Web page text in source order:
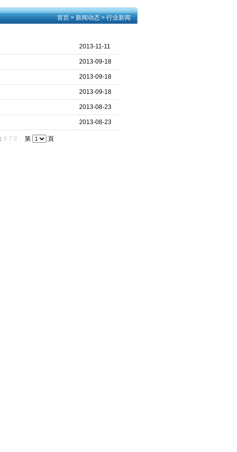
首页> 新闻动态 > 行业新闻
2013-11-11
2013-09-18
2013-09-18
2013-09-18
2013-08-23
2013-08-23
9 7 8 : 第 頁